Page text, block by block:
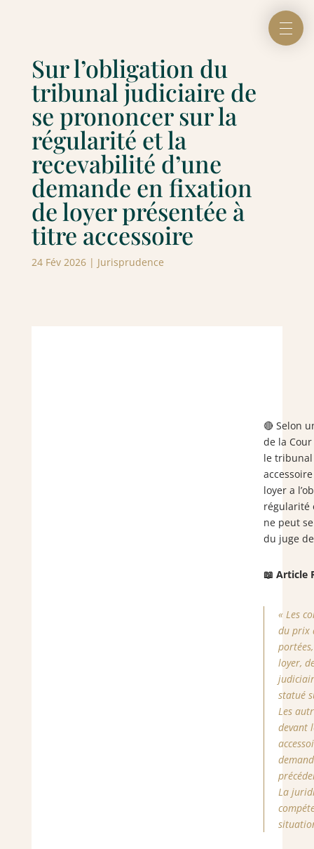
Sur l’obligation du
tribunal judiciaire de
se prononcer sur la
régularité et la
recevabilité d’une
demande en fixation
de loyer présentée à
titre accessoire
24 Fév 2026| Jurisprudence
🔴 Selon
de la
le
loyer a
régularité
ne peut
du juge
📖 Article
« Les
du prix
loyer,
statué
Les
devant
La